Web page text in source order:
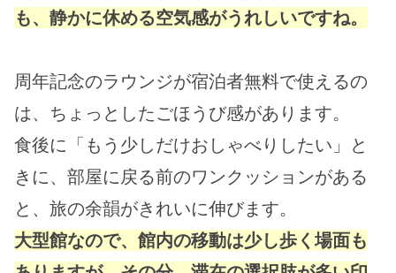
も、静かに休める空気感がうれしいですね。
周年記念のラウンジが宿泊者無料で使えるの
は、ちょっとしたごほうび感があります。
食後に「もう少しだけおしゃべりしたい」と
きに、部屋に戻る前のワンクッションがある
と、旅の余韻がきれいに伸びます。
大型館なので、館内の移動は少し歩く場面も